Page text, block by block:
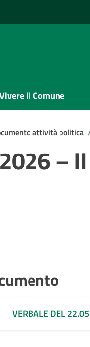
Vivere il Comune
attività politica
–
VERBALE DEL